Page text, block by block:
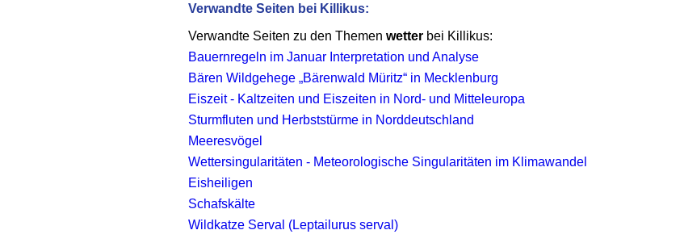
Verwandte Seiten bei Killikus:
Verwandte Seiten zu den Themen wetterbei Killikus:
Bauernregeln im Januar Interpretation und Analyse
Bären Wildgehege „Bärenwald Müritz“ in Mecklenburg
Eiszeit - Kaltzeiten und Eiszeiten in Nord- und Mitteleuropa
Sturmfluten und Herbststürme in Norddeutschland
Meeresvögel
Wettersingularitäten - Meteorologische Singularitäten im Klimawandel
Eisheiligen
Schafskälte
Wildkatze Serval (Leptailurus serval)